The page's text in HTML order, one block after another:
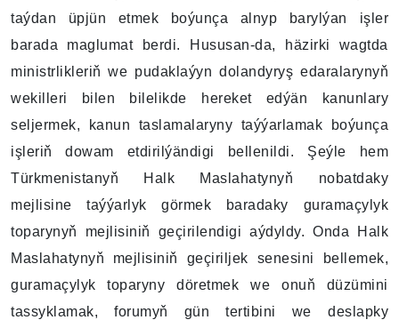
taýdan üpjün etmek boýunça alnyp barylýan işler
barada maglumat berdi. Hususan-da, häzirki wagtda
ministrlikleriň we pudaklaýyn dolandyryş edaralarynyň
wekilleri bilen bilelikde hereket edýän kanunlary
seljermek, kanun taslamalaryny taýýarlamak boýunça
işleriň dowam etdirilýändigi bellenildi. Şeýle hem
Türkmenistanyň Halk Maslahatynyň nobatdaky
mejlisine taýýarlyk görmek baradaky guramaçylyk
toparynyň mejlisiniň geçirilendigi aýdyldy. Onda Halk
Maslahatynyň mejlisiniň geçiriljek senesini bellemek,
guramaçylyk toparyny döretmek we onuň düzümini
tassyklamak, forumyň gün tertibini we deslapky